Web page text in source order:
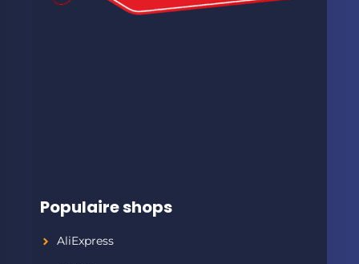
Populaire shops
AliExpress